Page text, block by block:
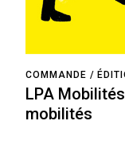
COMMANDE
LPA
mobilités